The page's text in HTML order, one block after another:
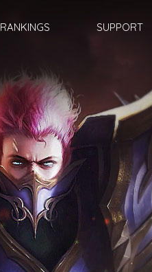
RANKINGS SUPPORT